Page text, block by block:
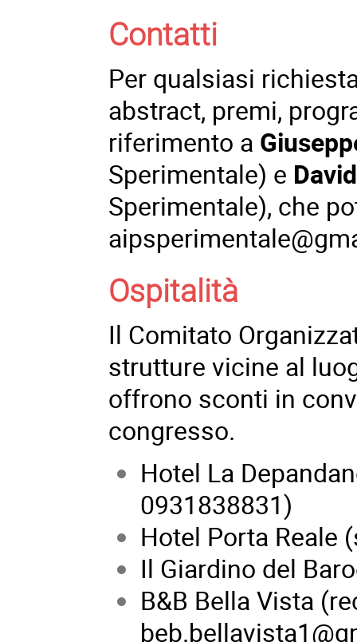
Contatti
Per qualsiasi
abstract, premi,
riferimento a
Sperimentale) e
Sperimentale), che
Ospitalità
Il Comitato
strutture vicine al
offrono sconti in
congresso.
Hotel La
0931838831)
Hotel Porta Reale
Il Giardino del
B&B Bella Vista